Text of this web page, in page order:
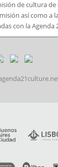
de cultura de
así como a
con la Agenda